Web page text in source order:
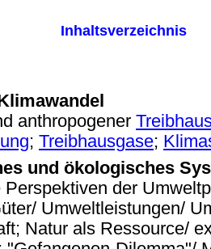
Inhaltsverzeichnis
anthropogener
; Treibhausgase;
und ökologisches
Perspektiven der
Umweltleistungen/
Natur als Ressource/